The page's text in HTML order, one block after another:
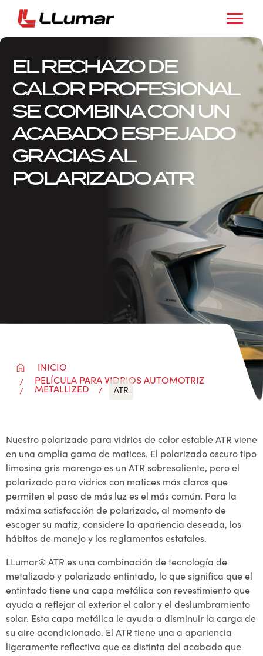
EL RECHAZO DE
CALOR PROFESIONAL
SE COMBINA CON UN
ACABADO ESPEJADO
GRACIAS AL
POLARIZADO ATR
INICIO
PELÍCULA PARA VIDRIOS AUTOMOTRIZ
METALLIZED ATR
Nuestro polarizado para vidrios de color estable ATR viene
en una amplia gama de matices. El polarizado oscuro tipo
limosina gris marengo es un ATR sobresaliente, pero el
polarizado para vidrios con matices más claros que
permiten el paso de más luz es el más común. Para la
máxima satisfacción de polarizado, al momento de
escoger su matiz, considere la apariencia deseada, los
hábitos de manejo y los reglamentos estatales.
LLumar® ATR es una combinación de tecnología de
metalizado y polarizado entintado, lo que significa que el
entintado tiene una capa metálica con revestimiento que
ayuda a reflejar al exterior el calor y el deslumbramiento
solar. Esta capa metálica le ayuda a disminuir la carga de
su aire acondicionado. El ATR tiene una a apariencia
ligeramente reflectiva que es distinta del acabado que